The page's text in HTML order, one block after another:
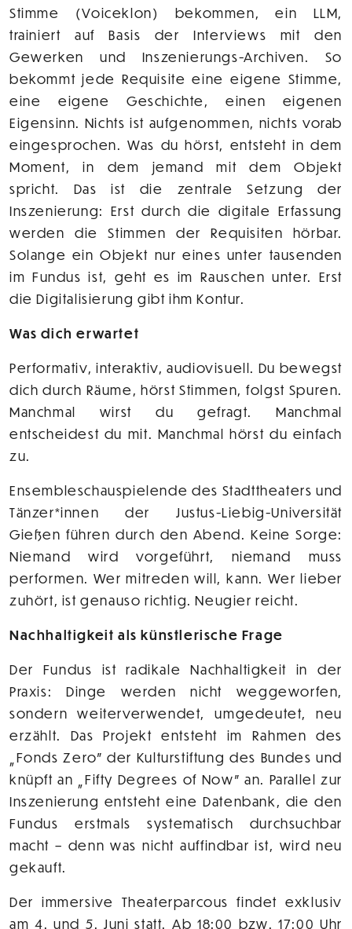
Stimme (Voiceklon) bekommen, ein LLM,
trainiert auf Basis der Interviews mit den
Gewerken und Inszenierungs-Archiven. So
bekommt jede Requisite eine eigene Stimme,
eine eigene Geschichte, einen eigenen
Eigensinn. Nichts ist aufgenommen, nichts vorab
eingesprochen. Was du hörst, entsteht in dem
Moment, in dem jemand mit dem Objekt
spricht. Das ist die zentrale Setzung der
Inszenierung: Erst durch die digitale Erfassung
werden die Stimmen der Requisiten hörbar.
Solange ein Objekt nur eines unter tausenden
im Fundus ist, geht es im Rauschen unter. Erst
die Digitalisierung gibt ihm Kontur.
Was dich erwartet
Performativ, interaktiv, audiovisuell. Du bewegst
dich durch Räume, hörst Stimmen, folgst Spuren.
Manchmal wirst du gefragt. Manchmal
entscheidest du mit. Manchmal hörst du einfach
zu.
Ensembleschauspielende des Stadttheaters und
Tänzer*innen der Justus-Liebig-Universität
Gießen führen durch den Abend. Keine Sorge:
Niemand wird vorgeführt, niemand muss
performen. Wer mitreden will, kann. Wer lieber
zuhört, ist genauso richtig. Neugier reicht.
Nachhaltigkeit als künstlerische Frage
Der Fundus ist radikale Nachhaltigkeit in der
Praxis: Dinge werden nicht weggeworfen,
sondern weiterverwendet, umgedeutet, neu
erzählt. Das Projekt entsteht im Rahmen des
„Fonds Zero" der Kulturstiftung des Bundes und
knüpft an „Fifty Degrees of Now" an. Parallel zur
Inszenierung entsteht eine Datenbank, die den
Fundus erstmals systematisch durchsuchbar
macht – denn was nicht auffindbar ist, wird neu
gekauft.
Der immersive Theaterparcous findet exklusiv
am 4. und 5. Juni statt. Ab 18:00 bzw. 17:00 Uhr